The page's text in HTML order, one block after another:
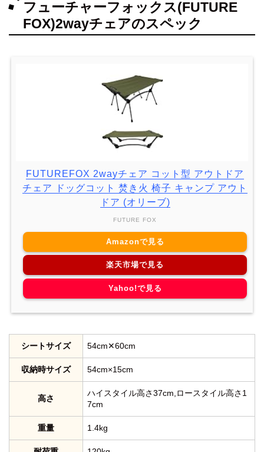
フューチャーフォックス(FUTURE
FOX)2wayチェアのスペック
FUTUREFOX 2wayチェア コット型 アウトドア
チェア ドッグコット 焚き火 椅子 キャンプ アウト
ドア (オリーブ)
FUTURE FOX
Amazonで見る
楽天市場で見る
Yahoo!で見る
シートサイズ 54cm✕60cm
収納時サイズ 54cm×15cm
高さ
ハイスタイル高さ37cm,ロースタイル高さ1
7cm
重量 1.4kg